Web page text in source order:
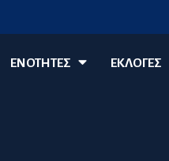
ΕΝΟΤΗΤΕΣ ΕΚΛΟΓΕΣ